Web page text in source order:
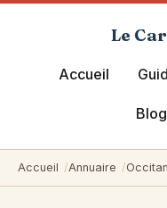
Le
Accueil
Blog
Accueil Annuaire